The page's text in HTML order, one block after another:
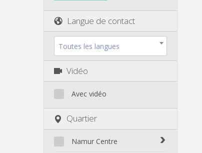
Langue de contact
Toutes les langues
Vidéo
Avec vidéo
Quartier
Namur Centre